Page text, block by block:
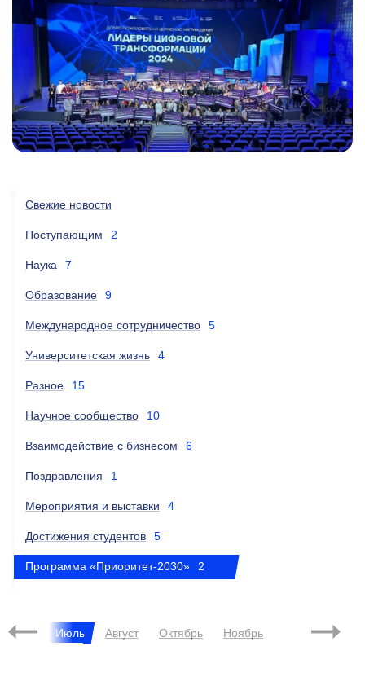
Свежие новости
Поступающим 2
Наука 7
Образование 9
Международное сотрудничество 5
Университетская жизнь 4
Разное 15
Научное сообщество 10
Взаимодействие с бизнесом 6
Поздравления 1
Мероприятия и выставки 4
Достижения студентов 5
Программа «Приоритет-2030» 2
Июнь Июль Август Октябрь Ноябрь
Февраль